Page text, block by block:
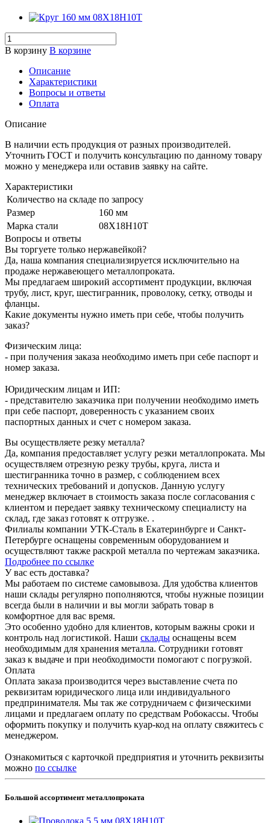
В корзину В корзине
Описание
Характеристики
Вопросы и ответы
Оплата
Описание
В наличии есть продукция от разных производителей.
Уточнить ГОСТ и получить консультацию по данному товару
можно у менеджера или оставив заявку на сайте.
Характеристики
Количество на складе по запросу
Размер
160 мм
Марка стали
08Х18Н10Т
Вопросы и ответы
Вы торгуете только нержавейкой?
Да, наша компания специализируется исключительно на
продаже нержавеющего металлопроката.
Мы предлагаем широкий ассортимент продукции, включая
трубу, лист, круг, шестигранник, проволоку, сетку, отводы и
фланцы.
Какие документы нужно иметь при себе, чтобы получить
заказ?
Физическим лица:
- при получения заказа необходимо иметь при себе паспорт и
номер заказа.
Юридическим лицам и ИП:
- представителю заказчика при получении необходимо иметь
при себе паспорт, доверенность с указанием своих
паспортных данных и счет с номером заказа.
Вы осуществляете резку металла?
Да, компания предоставляет услугу резки металлопроката. Мы
осуществляем отрезную резку трубы, круга, листа и
шестигранника точно в размер, с соблюдением всех
технических требований и допусков. Данную услугу
менеджер включает в стоимость заказа после согласования с
клиентом и передает заявку техническому специалисту на
склад, где заказ готовят к отгрузке. .
Филиалы компании УТК-Сталь в Екатеринбурге и Санкт-
Петербурге оснащены современным оборудованием и
осуществляют также раскрой металла по чертежам заказчика.
Подробнее по ссылке
У вас есть доставка?
Мы работаем по системе самовывоза. Для удобства клиентов
наши склады регулярно пополняются, чтобы нужные позиции
всегда были в наличии и вы могли забрать товар в
комфортное для вас время.
Это особенно удобно для клиентов, которым важны сроки и
контроль над логистикой. Наши склады оснащены всем
необходимым для хранения металла. Сотрудники готовят
заказ к выдаче и при необходимости помогают с погрузкой.
Оплата
Оплата заказа производится через выставление счета по
реквизитам юридического лица или индивидуального
предпринимателя. Мы так же сотрудничаем с физическими
лицами и предлагаем оплату по средствам Робокассы. Чтобы
оформить покупку и получить куар-код на оплату свяжитесь с
менеджером.
Ознакомиться с карточкой предприятия и уточнить реквизиты
можно по ссылке
Большой ассортимент металлопроката